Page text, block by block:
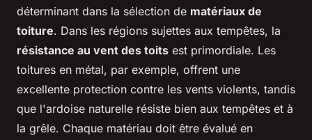
déterminant dans la sélection de matériaux de
toiture. Dans les régions sujettes aux tempêtes, la
résistance au vent des toits est primordiale. Les
toitures en métal, par exemple, offrent une
excellente protection contre les vents violents, tandis
que l'ardoise naturelle résiste bien aux tempêtes et à
la grêle. Chaque matériau doit être évalué en